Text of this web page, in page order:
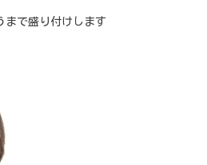
まで盛り付けします